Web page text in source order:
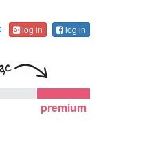
log in log in
premium